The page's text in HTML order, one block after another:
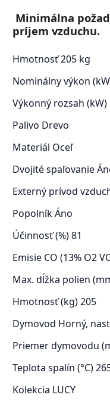
Minimálna
príjem vzduchu.
Hmotnosť205 kg
Nominálny výkon
Výkonný rozsah (kW)
Palivo Drevo
Materiál Oceľ
Dvojité spaľovanie
Externý prívod
PopolníkÁno
Účinnosť (%)81
Emisie CO (13% O2
Max. dĺžka polien
Hmotnosť (kg)205
Dymovod Horný,
Priemer dymovodu
Teplota spalín (°C)
Kolekcia LUCY